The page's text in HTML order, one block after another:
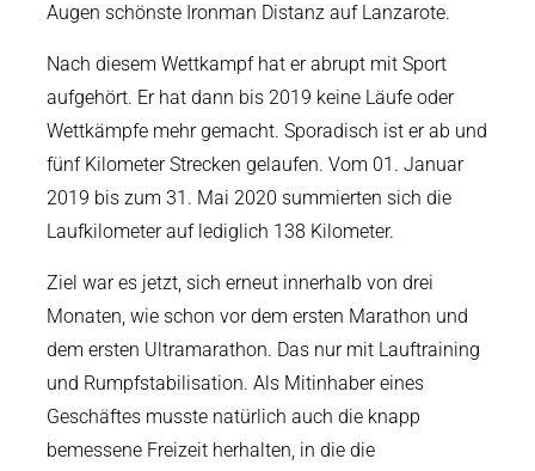
Augen schönste Ironman Distanz auf Lanzarote.
Nach diesem Wettkampf hat er abrupt mit Sport
aufgehört. Er hat dann bis 2019 keine Läufe oder
Wettkämpfe mehr gemacht. Sporadisch ist er ab und
fünf Kilometer Strecken gelaufen. Vom 01. Januar
2019 bis zum 31. Mai 2020 summierten sich die
Laufkilometer auf lediglich 138 Kilometer.
Ziel war es jetzt, sich erneut innerhalb von drei
Monaten, wie schon vor dem ersten Marathon und
dem ersten Ultramarathon. Das nur mit Lauftraining
und Rumpfstabilisation. Als Mitinhaber eines
Geschäftes musste natürlich auch die knapp
bemessene Freizeit herhalten, in die die